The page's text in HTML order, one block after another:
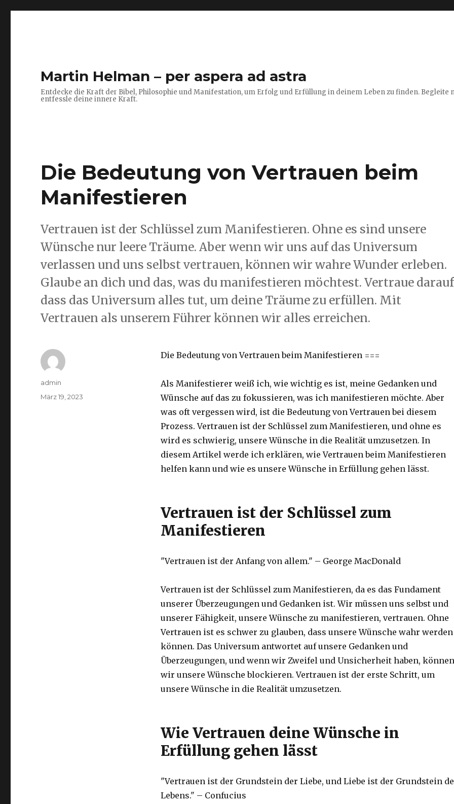
Martin Helman – per aspera ad astra
Entdecke die Kraft der Bibel, Philosophie und Manifestation, um Erfolg und Erfüllung in deinem Leben zu finden. Begleite
entfessle deine innere Kraft.
Die Bedeutung von Vertrauen beim
Manifestieren
Vertrauen ist der Schlüssel zum Manifestieren. Ohne es sind unsere
Wünsche nur leere Träume. Aber wenn wir uns auf das Universum
verlassen und uns selbst vertrauen, können wir wahre Wunder erleben.
Glaube an dich und das, was du manifestieren möchtest. Vertraue
dass das Universum alles tut, um deine Träume zu erfüllen. Mit
Vertrauen als unserem Führer können wir alles erreichen.
Die Bedeutung von Vertrauen beim Manifestieren ===
Als Manifestierer weiß ich, wie wichtig es ist, meine Gedanken und
Wünsche auf das zu fokussieren, was ich manifestieren möchte. Aber
was oft vergessen wird, ist die Bedeutung von Vertrauen bei diesem
Prozess. Vertrauen ist der Schlüssel zum Manifestieren, und ohne es
wird es schwierig, unsere Wünsche in die Realität umzusetzen. In
diesem Artikel werde ich erklären, wie Vertrauen beim Manifestieren
helfen kann und wie es unsere Wünsche in Erfüllung gehen lässt.
Vertrauen ist der Schlüssel zum
Manifestieren
"Vertrauen ist der Anfang von allem." – George MacDonald
Vertrauen ist der Schlüssel zum Manifestieren, da es das Fundament
unserer Überzeugungen und Gedanken ist. Wir müssen uns selbst und
unserer Fähigkeit, unsere Wünsche zu manifestieren, vertrauen. Ohne
Vertrauen ist es schwer zu glauben, dass unsere Wünsche wahr werden
können. Das Universum antwortet auf unsere Gedanken und
Überzeugungen, und wenn wir Zweifel und Unsicherheit haben, können
wir unsere Wünsche blockieren. Vertrauen ist der erste Schritt, um
unsere Wünsche in die Realität umzusetzen.
Wie Vertrauen deine Wünsche in
Erfüllung gehen lässt
"Vertrauen ist der Grundstein der Liebe, und Liebe ist der Grundstein
Lebens." – Confucius
Autor
admin
Veröffentlicht
März 19, 2023